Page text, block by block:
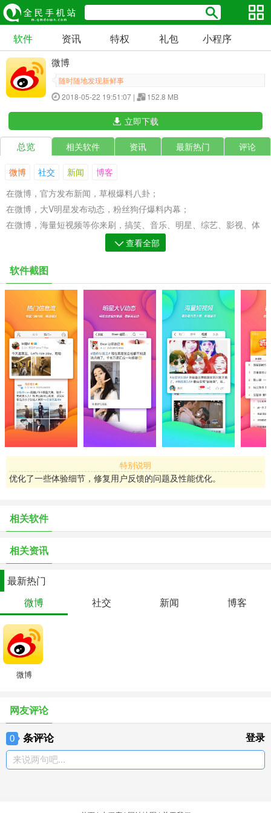
软件 资讯 特权 礼包 小程序
微博
随时随地发现新鲜事
2018-05-22 19:51:07 |
152.8 MB
立即下载
总览 相关软件 资讯 最新热门 评论
微博 社交 新闻
博客
在微博，官方发布新闻，草根爆料八卦；
在微博，大V明星发布动态，粉丝狗仔爆料内幕；
在微博，海量短视频等你来刷，搞笑、音乐、明星、综艺、影视、体
【明星大V动态】
超多大牌明星在微博发布动态，加关注便可第一时间与你最喜爱的明
星互动
【微博短视频】
海量高清短视频，新鲜内容极速呈现，随时随地超级省流量！
【热门微博】
热点内容迅速捕捉，推荐给你最感兴趣的内容
【实时热搜榜】
呈现最新鲜、最热门、最有料的热点，想知道正在发生什么，狂戳热
搜榜
【发微博】
尽情的表达自己内心的感受，一段独白，几张图片又或是一段视频，
几分钟的直播，让世界听到你的声音
一段15秒视频或一张照片，故事内容24小时后消失不留痕迹
付费精品内容重磅升级！用V+会员专享精品文章、视频、直播、问
【微博直播】
汇聚明星、红人、媒体热门事件等直播内容，在观看直播内容的同时
可以实时与大V互动！同时，可自己发布直播微博并及时通知给你的
粉丝噢！
【微博运动】支持接入Apple Watch及iPhone健康数据，可记录你的
运动成果并通过微博运动与好友比拼步数
查看全部
软件截图
特别说明
优化了一些体验细节，修复用户反馈的问题及性能优化。
相关软件
相关资讯
最新热门
微博
社交 新闻 博客
微博
网友评论
0 条评论 登录
来说两句吧...